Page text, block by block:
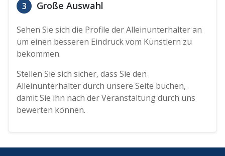
3 Große Auswahl
Sehen Sie sich die Profile der Alleinunterhalter an
um einen besseren Eindruck vom Künstlern zu
bekommen.
Stellen Sie sich sicher, dass Sie den
Alleinunterhalter durch unsere Seite buchen,
damit Sie ihn nach der Veranstaltung durch uns
bewerten können.